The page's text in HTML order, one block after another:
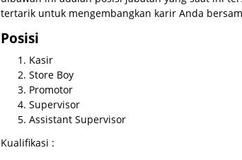
tertarik untuk mengembangkan karir Anda
Posisi
Kasir
Store Boy
Promotor
Supervisor
Assistant Supervisor
Kualifikasi :